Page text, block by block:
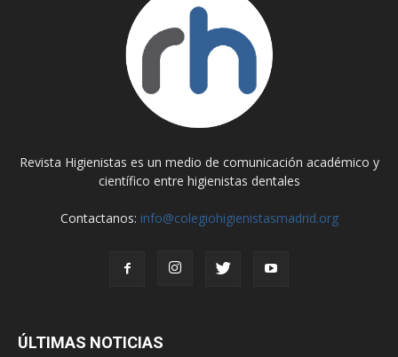
Revista Higienistas es un medio de comunicación académico y
científico entre higienistas dentales
Contactanos: info@colegiohigienistasmadrid.org
ÚLTIMAS NOTICIAS